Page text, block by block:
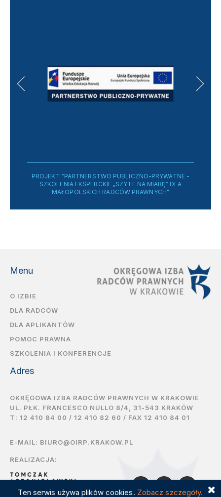
Ten serwis używa plików cookies. Zobacz szczegóły.
PROJEKT ”PARTNERSTWO PUBLICZNO-PRYWATNE -
SZKOLENIA EKSPERCKIE „SZYTE NA MIARĘ” DLA
MAŁOPOLSKICH RADCÓW PRAWNYCH"
Menu
O IZBIE
DLA RADCÓW
DLA APLIKANTÓW
POMOC PRAWNA
SZKOLENIA I KONFERENCJE
Adres
OKRĘGOWA IZBA RADCÓW PRAWNYCH W KRAKOWIE
UL. PŁK. FRANCESCO NULLO 8/4, 31-543 KRAKÓW
T: 12 410 84 00 / 12 410 82 60 / FAX 12 410 84 01
E-MAIL: BIURO@OIRP.KRAKOW.PL
REALIZACJA: